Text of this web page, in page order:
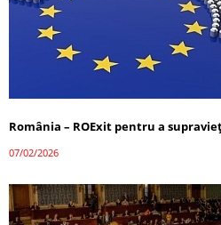
România – ROExit pentru a
07/02/2026